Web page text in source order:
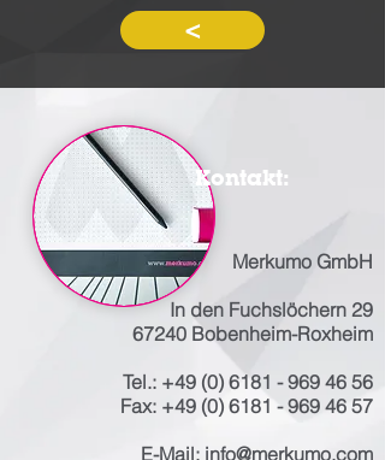
<
Merkumo GmbH
In den Fuchslöchern 29
67240 Bobenheim-Roxheim
Tel.: +49 (0) 6181 - 969 46 56
Fax: +49 (0) 6181 - 969 46 57
E-Mail: info@merkumo.com
Kontakt: